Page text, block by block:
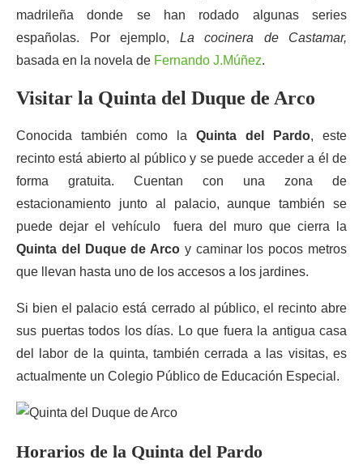
madrileña donde se han rodado algunas series
españolas. Por ejemplo, La cocinera de Castamar,
basada en la novela de Fernando J.Múñez.
Visitar la Quinta del Duque de Arco
Conocida también como la Quinta del Pardo, este
recinto está abierto al público y se puede acceder a él de
forma gratuita. Cuentan con una zona de
estacionamiento junto al palacio, aunque también se
puede dejar el vehículo fuera del muro que cierra la
Quinta del Duque de Arco y caminar los pocos metros
que llevan hasta uno de los accesos a los jardines.
Si bien el palacio está cerrado al público, el recinto abre
sus puertas todos los días. Lo que fuera la antigua casa
del labor de la quinta, también cerrada a las visitas, es
actualmente un Colegio Público de Educación Especial.
Horarios de la Quinta del Pardo